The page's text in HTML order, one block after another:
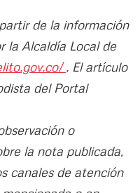
de la información
la Alcaldía Local de
. El artículo
del Portal
o
la nota publicada,
canales de atención